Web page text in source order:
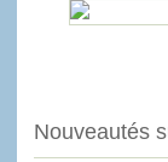
Nouveautés